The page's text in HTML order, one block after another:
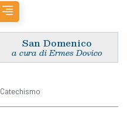
San Domenico
a cura di Ermes Dovico
Catechismo